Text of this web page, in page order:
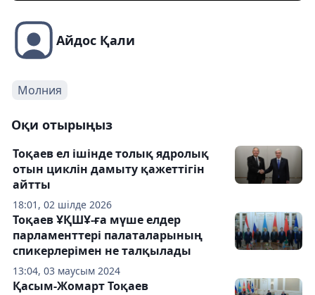
Айдос Қали
Молния
Оқи отырыңыз
18:01, 02 шілде 2026
Тоқаев ел ішінде толық ядролық
отын циклін дамыту қажеттігін
айтты
13:04, 03 маусым 2024
Тоқаев ҰҚШҰ-ға мүше елдер
парламенттері палаталарының
спикерлерімен не талқылады
Қасым-Жомарт Тоқаев